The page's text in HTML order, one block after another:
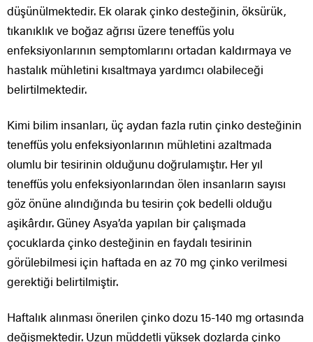
düşünülmektedir. Ek olarak çinko desteğinin, öksürük,
tıkanıklık ve boğaz ağrısı üzere teneffüs yolu
enfeksiyonlarının semptomlarını ortadan kaldırmaya ve
hastalık mühletini kısaltmaya yardımcı olabileceği
belirtilmektedir.
Kimi bilim insanları, üç aydan fazla rutin çinko desteğinin
teneffüs yolu enfeksiyonlarının mühletini azaltmada
olumlu bir tesirinin olduğunu doğrulamıştır. Her yıl
teneffüs yolu enfeksiyonlarından ölen insanların sayısı
göz önüne alındığında bu tesirin çok bedelli olduğu
aşikârdır. Güney Asya’da yapılan bir çalışmada
çocuklarda çinko desteğinin en faydalı tesirinin
görülebilmesi için haftada en az 70 mg çinko verilmesi
gerektiği belirtilmiştir.
Haftalık alınması önerilen çinko dozu 15-140 mg ortasında
değişmektedir. Uzun müddetli yüksek dozlarda çinko